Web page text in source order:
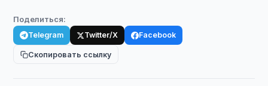
Поделиться:
Telegram Twitter/X Facebook
Скопировать ссылку